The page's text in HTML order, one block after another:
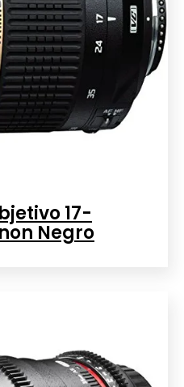
17-
Negro